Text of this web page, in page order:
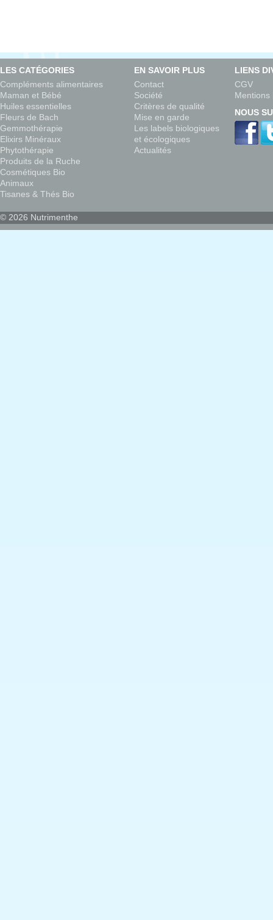
LES CATÉGORIES
Compléments alimentaires
Maman et Bébé
Huiles essentielles
Fleurs de Bach
Gemmothérapie
Elixirs Minéraux
Phytothérapie
Produits de la Ruche
Cosmétiques Bio
Animaux
Tisanes & Thés Bio
EN SAVOIR PLUS
Contact
Société
Critères de qualité
Mise en garde
Les labels biologiques
et écologiques
Actualités
LIENS
CGV
Mentions
NOUS
© 2026 Nutrimenthe